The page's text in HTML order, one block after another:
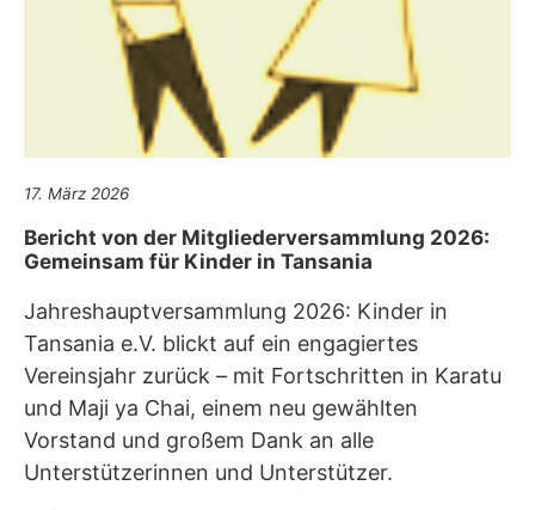
17. März 2026
Bericht von der Mitgliederversammlung 2026:
Gemeinsam für Kinder in Tansania
Jahreshauptversammlung 2026: Kinder in
Tansania e.V. blickt auf ein engagiertes
Vereinsjahr zurück – mit Fortschritten in Karatu
und Maji ya Chai, einem neu gewählten
Vorstand und großem Dank an alle
Unterstützerinnen und Unterstützer.